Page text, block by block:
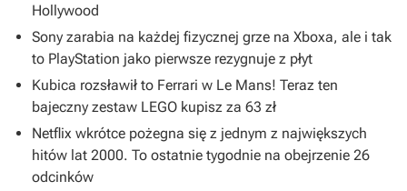
Hollywood
Sony zarabia na każdej fizycznej grze na Xboxa, ale i tak
to PlayStation jako pierwsze rezygnuje z płyt
Kubica rozsławił to Ferrari w Le Mans! Teraz ten
bajeczny zestaw LEGO kupisz za 63 zł
Netflix wkrótce pożegna się z jednym z największych
hitów lat 2000. To ostatnie tygodnie na obejrzenie 26
odcinków